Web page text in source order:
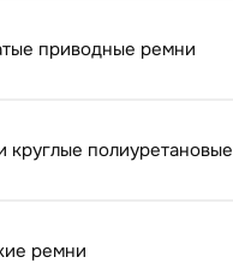
приводные ремни
круглые полиуретановые
ремни